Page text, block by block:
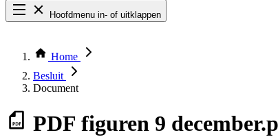
Hoofdmenu in- of uitklappen
Thema COVID-19
Bekijk per bestuursorgaan
Home
Besluit
Document
PDF figuren 9